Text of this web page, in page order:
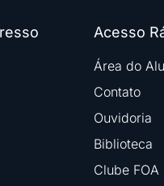
Acesso
Área do
Contato
Ouvidoria
Biblioteca
Clube FOA